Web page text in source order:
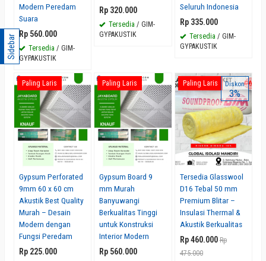
Modern Peredam
Suara
Rp 560.000
Tersedia / GIM-
GYPAKUSTIK
Rp 320.000
Tersedia / GIM-
GYPAKUSTIK
Seluruh Indonesia
Rp 335.000
Tersedia / GIM-
GYPAKUSTIK
Paling Laris
Gypsum Perforated
9mm 60 x 60 cm
Akustik Best Quality
Murah – Desain
Modern dengan
Fungsi Peredam
Rp 225.000
Paling Laris
Gypsum Board 9
mm Murah
Banyuwangi
Berkualitas Tinggi
untuk Konstruksi
Interior Modern
Rp 560.000
Paling Laris Diskon
3%
Tersedia Glasswool
D16 Tebal 50 mm
Premium Blitar –
Insulasi Thermal &
Akustik Berkualitas
Rp 460.000 Rp
475.000
Sidebar